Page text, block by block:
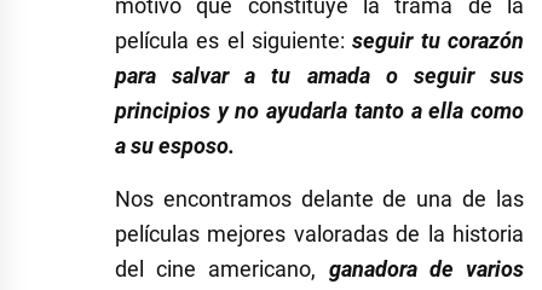
motivo que constituye la trama de la
película es el siguiente:seguir tu corazón
para salvar a tu amada o seguir sus
principios y no ayudarla tanto a ella como
a su esposo.
Nos encontramos delante de una de las
películas mejores valoradas de la historia
del cine americano, ganadora de varios